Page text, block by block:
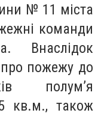
№ 11 міста
команди
Внаслідок
про пожежу до
полум’я
кв.м., також